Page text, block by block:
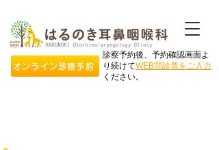
オンライン診療予約
診察予約後、予約確認画面よ
り続けてWEB問診票をご入力
ください。